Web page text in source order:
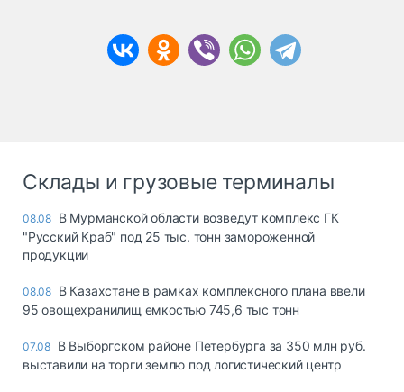
Склады и грузовые терминалы
08.08 В Мурманской области возведут комплекс ГК
"Русский Краб" под 25 тыс. тонн замороженной
продукции
08.08 В Казахстане в рамках комплексного плана ввели
95 овощехранилищ емкостью 745,6 тыс тонн
07.08 В Выборгском районе Петербурга за 350 млн руб.
выставили на торги землю под логистический центр